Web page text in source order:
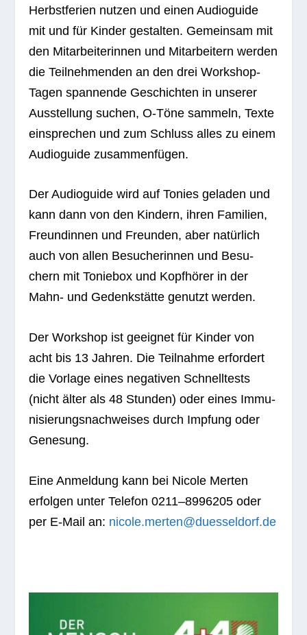
Herbst­fe­rien nut­zen und einen Audio­guide
mit und für Kin­der gestal­ten. Gemein­sam mit
den Mit­ar­bei­te­rin­nen und Mit­ar­bei­tern wer­den
die Teil­neh­men­den an den drei Work­shop-
Tagen span­nende Geschich­ten in unse­rer
Aus­stel­lung suchen, O‑Töne sam­meln, Texte
ein­spre­chen und zum Schluss alles zu einem
Audio­guide zusammenfügen.
Der Audio­guide wird auf Tonies gela­den und
kann dann von den Kin­dern, ihren Fami­lien,
Freun­din­nen und Freun­den, aber natür­lich
auch von allen Besu­che­rin­nen und Besu­
chern mit Tonie­box und Kopf­hö­rer in der
Mahn- und Gedenk­stätte genutzt werden.
Der Work­shop ist geeig­net für Kin­der von
acht bis 13 Jah­ren. Die Teil­nahme erfor­dert
die Vor­lage eines nega­ti­ven Schnell­tests
(nicht älter als 48 Stun­den) oder eines Immu­
ni­sie­rungs­nach­wei­ses durch Imp­fung oder
Genesung.
Eine Anmel­dung kann bei Nicole Mer­ten
erfol­gen unter Tele­fon 0211–8996205 oder
per E‑Mail an: nicole.merten@duesseldorf.de